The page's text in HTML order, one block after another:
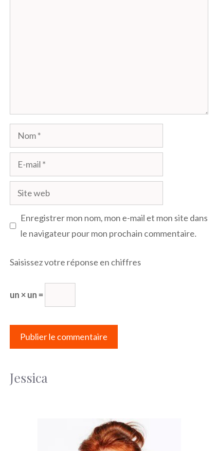
Nom
mail
Site
web
Enregistrer mon nom, mon e-mail et mon site dans
le navigateur pour mon prochain commentaire.
Saisissez votre réponse en chiffres
un × un =
Jessica